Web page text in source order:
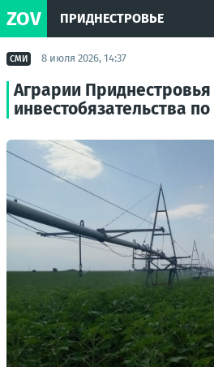
ZOV ПРИДНЕСТРОВЬЕ
СМИ 8 июля 2026, 14:37
Аграрии
инвестобязательства